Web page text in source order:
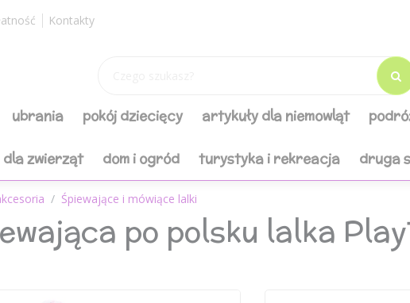
Kontakty
ubrania pokój dziecięcy artykuły dla niemowląt
zwierząt dom i ogród turystyka i rekreacja druga
Śpiewające i mówiące lalki
po polsku lalka